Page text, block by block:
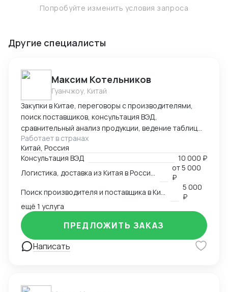
Попробуйте изменить условия запроса
Другие специалисты
Максим Котельников
Гуанчжоу, Китай
Закупки в Китае, переговоры с производителями,
поиск поставщиков, консультация ВЭД,
сравнительный анализ продукции, ведение таблиц
google excel, синхронный перевод с китайского,
синхронный перевод с английского, международная
логистика
Работает в странах
Китай, Россия
Консультация ВЭД
10 000 ₽
от5 000
₽
5 000
₽
ещё 1 услуга
Написать
ПРЕДЛОЖИТЬ ЗАКАЗ